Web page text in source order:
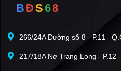
BĐS68
266/24A Đường số 8 - P.11 -
217/18A Nơ Trang Long - P.12